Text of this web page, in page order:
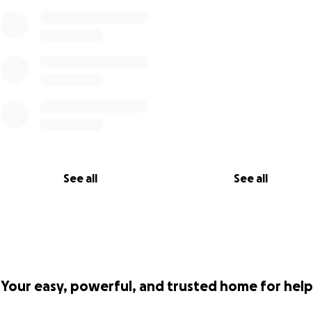
See all See all
Your easy, powerful, and trusted home for help